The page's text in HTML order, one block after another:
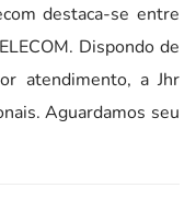
destaca-se entre
Dispondo de
atendimento, a Jhr
Aguardamos seu